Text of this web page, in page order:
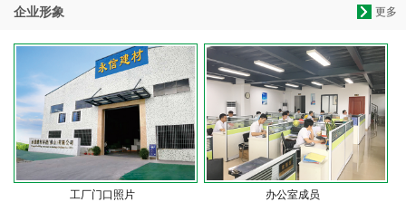
更多
企业形象
工厂门口照片 办公室成员